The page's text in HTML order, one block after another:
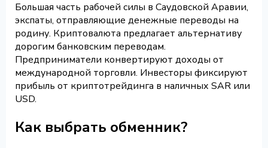
Большая часть рабочей силы в Саудовской Аравии,
экспаты, отправляющие денежные переводы на
родину. Криптовалюта предлагает альтернативу
дорогим банковским переводам.
Предприниматели конвертируют доходы от
международной торговли. Инвесторы фиксируют
прибыль от криптотрейдинга в наличных SAR или
USD.
Как выбрать обменник?